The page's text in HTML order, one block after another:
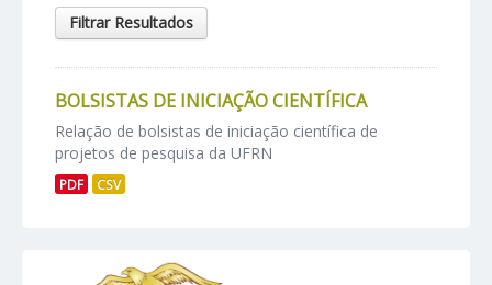
Filtrar Resultados
BOLSISTAS DE INICIAÇÃO CIENTÍFICA
Relação de bolsistas de iniciação científica de
projetos de pesquisa da UFRN
PDF CSV